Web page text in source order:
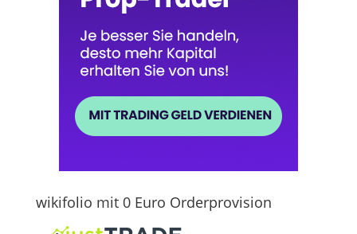
wikifolio mit 0 Euro Orderprovision